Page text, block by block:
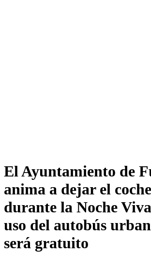
El Ayuntamiento de
anima a dejar el
durante la Noche
uso del autobús
será gratuito